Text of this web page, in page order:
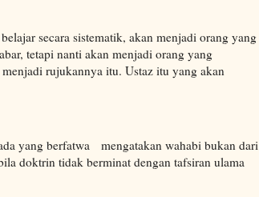
secara sistematik, akan menjadi orang yang
tetapi nanti akan menjadi orang yang
rujukannya itu. Ustaz itu yang akan
yang berfatwa mengatakan wahabi bukan dari
doktrin tidak berminat dengan tafsiran ulama